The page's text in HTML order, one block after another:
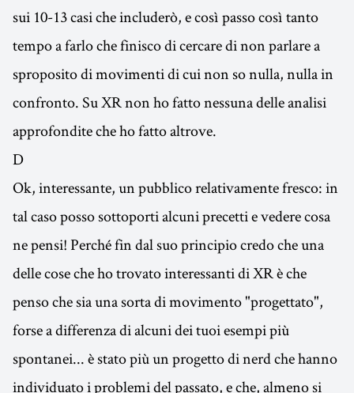
sui 10-13 casi che includerò, e così passo così tanto
tempo a farlo che finisco di cercare di non parlare a
sproposito di movimenti di cui non so nulla, nulla in
confronto. Su XR non ho fatto nessuna delle analisi
approfondite che ho fatto altrove.
D
Ok, interessante, un pubblico relativamente fresco: in
tal caso posso sottoporti alcuni precetti e vedere cosa
ne pensi! Perché fin dal suo principio credo che una
delle cose che ho trovato interessanti di XR è che
penso che sia una sorta di movimento "progettato",
forse a differenza di alcuni dei tuoi esempi più
spontanei... è stato più un progetto di nerd che hanno
individuato i problemi del passato, e che, almeno si